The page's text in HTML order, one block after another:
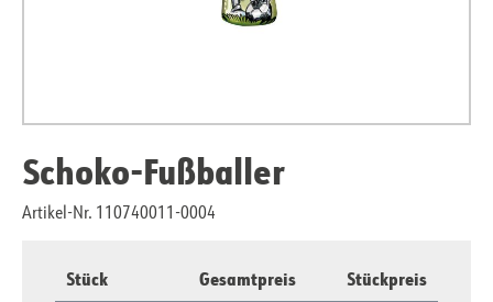
Schoko-Fußballer
Artikel-Nr. 110740011-0004
Stück Gesamtpreis Stückpreis